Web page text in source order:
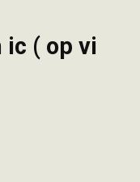
ic ( op vi